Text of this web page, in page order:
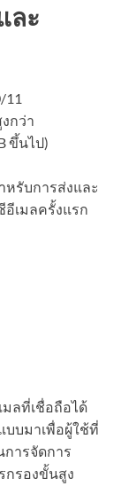
ละ
11
กว่า
ขึ้นไป)
หรับการส่งและ
เมลครั้งแรก
มลที่เชื่อถือได้
บมาเพื่อผู้ใช้ที่
ารจัดการ
กรองขั้นสูง